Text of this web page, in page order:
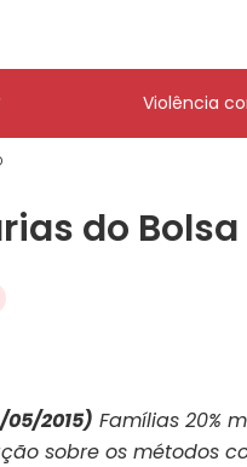
Violência
do
2015) Famílias 20%
sobre os métodos